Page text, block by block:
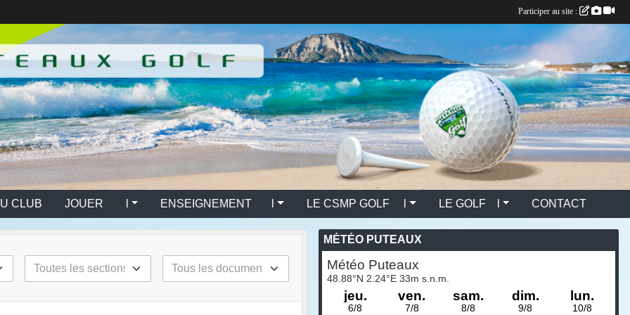
CLUB JOUER l ENSEIGNEMENT l LE CSMP GOLF l LE GOLF l CONTACT
MÉTÉO PUTEAUX
Participer au site :